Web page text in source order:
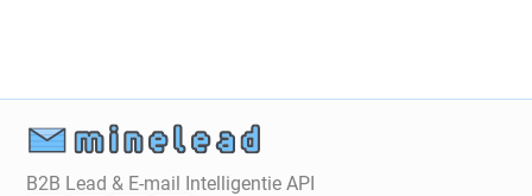
B2B Lead & E-mail Intelligentie API